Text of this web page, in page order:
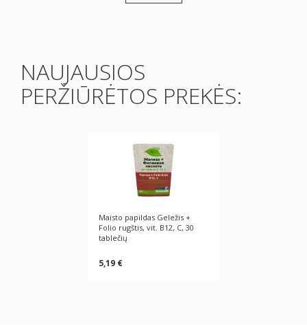
NAUJAUSIOS
PERŽIŪRĖTOS PREKĖS:
Maisto papildas Geležis +
Folio rugštis, vit. B12, C, 30
tablečių
5,19 €